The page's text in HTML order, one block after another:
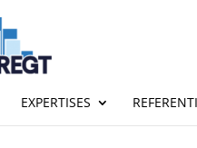
EXPERTISES